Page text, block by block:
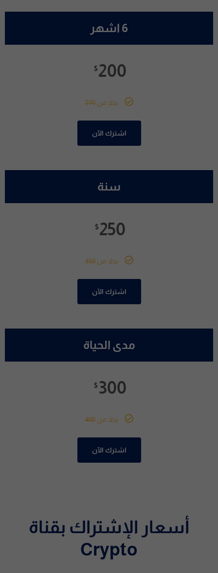
6 اشهر
$200
بدلا من270
اشترك الآن
سنة
$250
بدلا من350
اشترك الآن
مدى الحياة
$ 300
بدلا من400
اشترك الآن
أسعار الإشتراك بقناة
Crypto